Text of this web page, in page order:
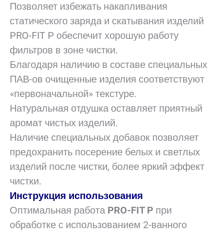
Позволяет избежать накапливания
статического заряда и скатывания изделий
PRO-FIT P обеспечит хорошую работу
фильтров в зоне чистки.
Благодаря наличию в составе специальных
ПАВ-ов очищенные изделия соответствуют
«первоначальной» текстуре.
Натуральная отдушка оставляет приятный
аромат чистых изделий.
Наличие специальных добавок позволяет
предохранить посерение белых и светлых
изделий после чистки, более яркий эффект
чистки.
Инструкция использования
Оптимальная работа PRO-FIT P при
обработке с использованием 2-ванного